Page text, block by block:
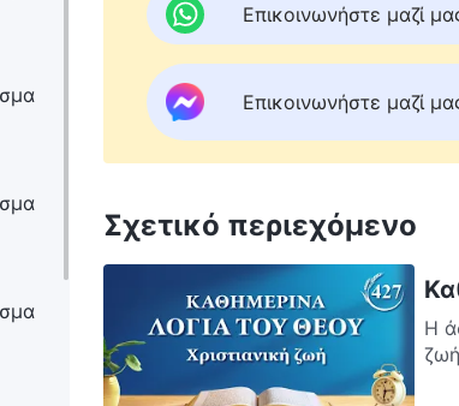
Επικοινωνήστε μαζί
Επικοινωνήστε μαζί
Σχετικό περιεχόμενο
Η